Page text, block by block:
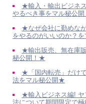
★輸入・輸出ビジネ
やるべき事をマル秘公
★なぜ会社に勤めな
をやるのがいいのか？
★輸出販売、無在庫
秘公開！★
★「国内転売」だけ
法をマル秘公開★
★輸入ビジネス編! ヤ
法について期間限定で